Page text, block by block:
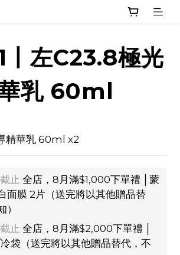
丨左C23.8極光
乳 60ml
精華乳 60ml x2
截止 全店，8月滿$1,000下單禮 │蒙
面膜 2片（送完將以其他贈品替
截止 全店，8月滿$2,000下單禮 │
袋（送完將以其他贈品替代，不